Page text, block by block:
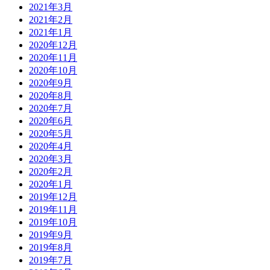
2021年3月
2021年2月
2021年1月
2020年12月
2020年11月
2020年10月
2020年9月
2020年8月
2020年7月
2020年6月
2020年5月
2020年4月
2020年3月
2020年2月
2020年1月
2019年12月
2019年11月
2019年10月
2019年9月
2019年8月
2019年7月